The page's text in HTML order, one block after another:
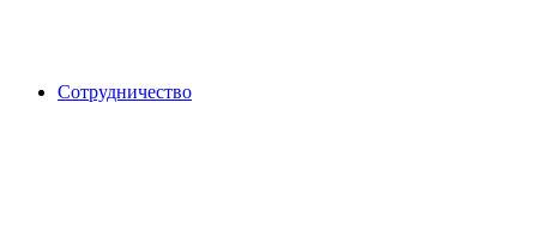
Сотрудничество